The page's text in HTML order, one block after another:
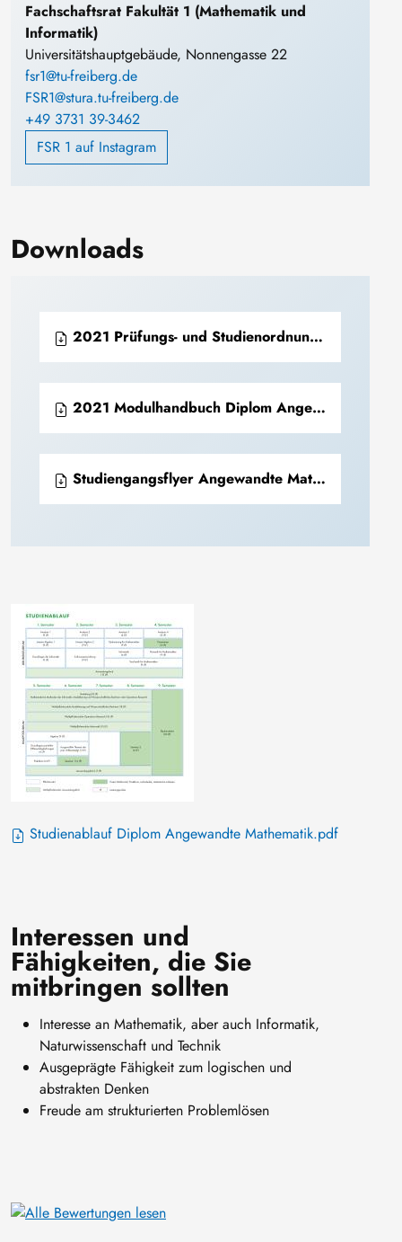
Fachschaftsrat Fakultät 1 (Mathematik und
Informatik)
Universitätshauptgebäude, Nonnengasse 22
fsr1@tu-freiberg.de
FSR1@stura.tu-freiberg.de
+49 3731 39-3462
FSR 1 auf Instagram
Downloads
2021 Prüfungs- und Studienordnung Diplom Angewandte Mathematik (PDF)
2021 Modulhandbuch Diplom Angewandte Mathematik (PDF)
Studiengangsflyer Angewandte Mathematik
Studienablauf Diplom Angewandte Mathematik.pdf
Interessen und
Fähigkeiten, die Sie
mitbringen sollten
Interesse an Mathematik, aber auch Informatik,
Naturwissenschaft und Technik
Ausgeprägte Fähigkeit zum logischen und
abstrakten Denken
Freude am strukturierten Problemlösen